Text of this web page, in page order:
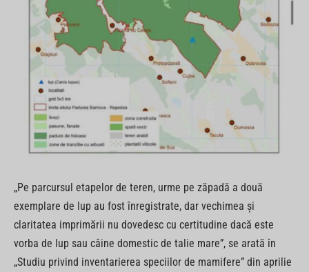
„Pe parcursul etapelor de teren, urme pe zăpadă a două
exemplare de lup au fost înregistrate, dar vechimea şi
claritatea imprimării nu dovedesc cu certitudine dacă este
vorba de lup sau câine domestic de talie mare”, se arată în
„Studiu privind inventarierea speciilor de mamifere” din aprilie